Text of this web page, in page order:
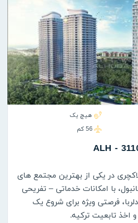
هیچ یک
56 كم
در یکی از بهترین مجتمع های
با امکانات خدماتی – تفریحی
فرصتی ویژه برای شروع یک
اخذ تابعیت ترکیه.